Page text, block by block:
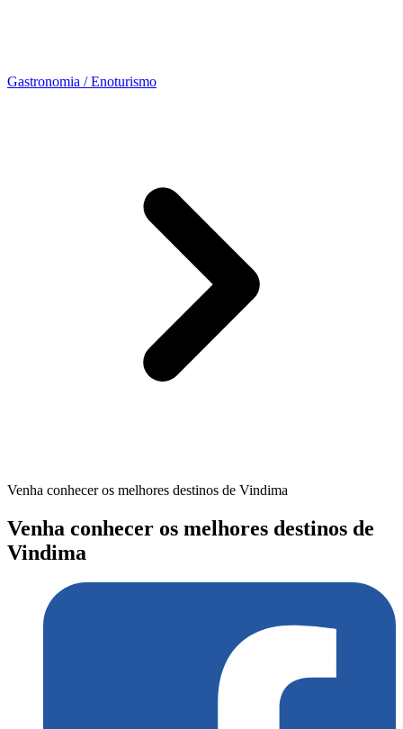
Gastronomia / Enoturismo
Venha conhecer os melhores destinos de Vindima
Venha conhecer os melhores destinos de
Vindima